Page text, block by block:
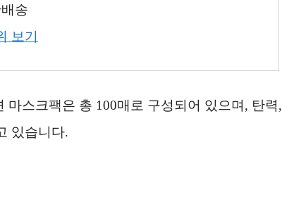
송
보기
스크팩은 총 100매로 구성되어 있으며, 탄력,
있습니다.